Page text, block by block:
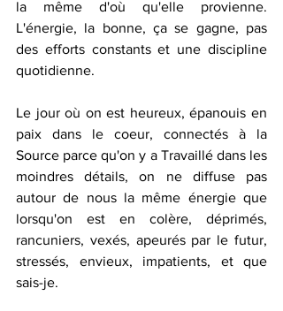
la même d'où qu'elle provienne.
L'énergie, la bonne, ça se gagne, pas
des efforts constants et une discipline
quotidienne.
Le jour où on est heureux, épanouis en
paix dans le coeur, connectés à la
Source parce qu'on y a Travaillé dans les
moindres détails, on ne diffuse pas
autour de nous la même énergie que
lorsqu'on est en colère, déprimés,
rancuniers, vexés, apeurés par le futur,
stressés, envieux, impatients, et que
sais-je.